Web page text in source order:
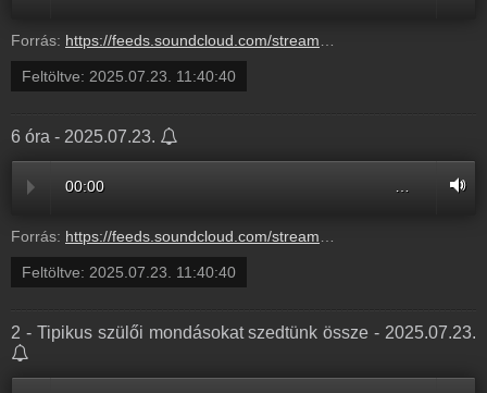
Forrás: https://feeds.soundcloud.com/stream/2135009367-radio1hungary-4-meghivtuk-fekete-mikit-hogy-lemerjuk-mennyi-fagylaltot-tud-betolni-magaba-ebben-fazekas-adam-cukraszmester-es-fagylaltjai-segedkeztek-4.mp3
Feltöltve: 2025.07.23. 11:40:40
6 óra - 2025.07.23.
00:00
Forrás: https://feeds.soundcloud.com/stream/2135009364-radio1hungary-72905fd1-f5e5-4cf6-9fd5-bbf12afc91dd.mp3
Feltöltve: 2025.07.23. 11:40:40
2 - Tipikus szülői mondásokat szedtünk össze - 2025.07.23.